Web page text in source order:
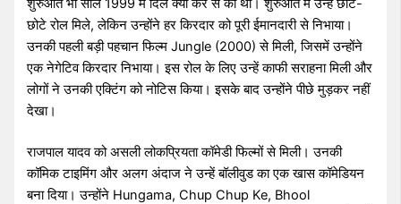
शुरुआत भी साल 1999 में दिल क्या करे से की थी। शुरुआत में उन्हें छोटे-
छोटे रोल मिले, लेकिन उन्होंने हर किरदार को पूरी ईमानदारी से निभाया।
उनकी पहली बड़ी पहचान फिल्म Jungle (2000) से मिली, जिसमें उन्होंने
एक नेगेटिव किरदार निभाया। इस रोल के लिए उन्हें काफी सराहना मिली और
लोगों ने उनकी एक्टिंग को नोटिस किया। इसके बाद उन्होंने पीछे मुड़कर नहीं
देखा।
राजपाल यादव को असली लोकप्रियता कॉमेडी फिल्मों से मिली। उनकी
कॉमिक टाइमिंग और अलग अंदाज ने उन्हें बॉलीवुड का एक खास कॉमेडियन
बना दिया। उन्होंने Hungama, Chup Chup Ke, Bhool